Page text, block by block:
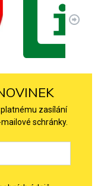
zasílání
schránky.